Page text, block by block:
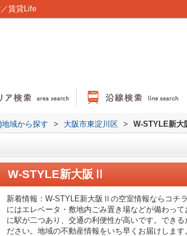
賃貸Life
地域から探す > 大阪市東淀川区 > W-STYLE新大
W-STYLE新大阪Ⅱ
新着情報：W-STYLE新大阪Ⅱの空室情報ならコチ
にはエレベータ・敷地内ごみ置き場などが備わっ
に駅が二つあり、交通の利便性が高いです。でき
ださい。地域の不動産情報をいち早くお届けします